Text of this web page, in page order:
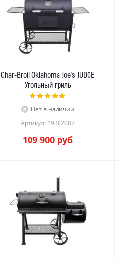
Char-Broil Oklahoma Joe's JUDGE
Угольный гриль
Нет в наличии
Артикул: 19302087
109 900 руб